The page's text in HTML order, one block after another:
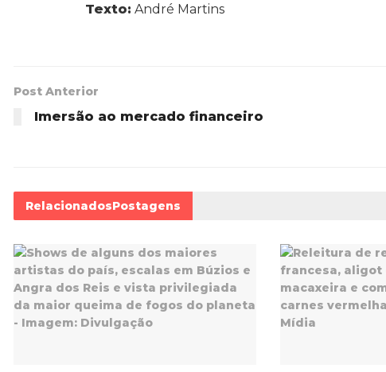
Texto: André Martins
Post Anterior
Imersão ao mercado financeiro
RelacionadosPostagens